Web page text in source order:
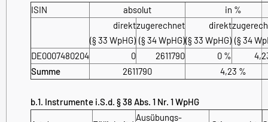
ISIN
absolut
in %
direkt
(§ 33 WpHG)
zugerechnet
(§ 34 WpHG)
direkt
(§ 33 WpHG) (§ 34
DE0007480204
0 2611790 0 %
Summe
2611790 4,23 %
b.1. Instrumente i.S.d. § 38 Abs. 1 Nr. 1 WpHG
Ausübungs­